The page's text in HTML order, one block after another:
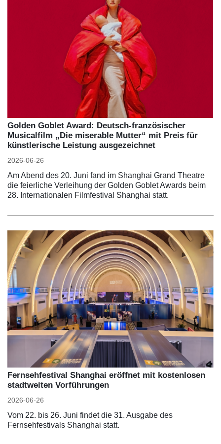
Golden Goblet Award: Deutsch-französischer
Musicalfilm „Die miserable Mutter“ mit Preis für
künstlerische Leistung ausgezeichnet
2026-06-26
Am Abend des 20. Juni fand im Shanghai Grand Theatre
die feierliche Verleihung der Golden Goblet Awards beim
28. Internationalen Filmfestival Shanghai statt.
Fernsehfestival Shanghai eröffnet mit kostenlosen
stadtweiten Vorführungen
2026-06-26
Vom 22. bis 26. Juni findet die 31. Ausgabe des
Fernsehfestivals Shanghai statt.